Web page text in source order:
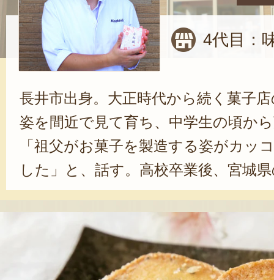
4代目：
長井市出身。大正時代から続く菓子
姿を間近で見て育ち、中学生の頃か
「祖父がお菓子を製造する姿がカッ
した」と、話す。高校卒業後、宮城
学。その後、新潟県の和洋菓子店で
年に店を継ぎ、日々菓子作りに向き
を使ったクッキーなどを考案し、伝
ら、新しい風を吹き込んでいる。「